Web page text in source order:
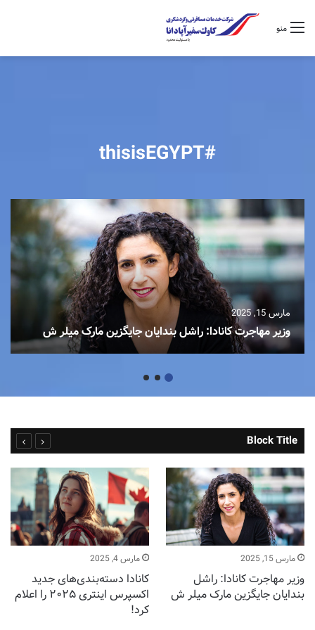
منو
#thisisEGYPT
مارس 15, 2025
وزیر مهاجرت کانادا: راشل بندایان جایگزین مارک میلر ش
Block Title
مارس 15, 2025
وزیر مهاجرت کانادا: راشل
بندایان جایگزین مارک میلر ش
مارس 4, 2025
کانادا دسته‌بندی‌های جدید
اکسپرس اینتری ۲۰۲۵ را اعلام
کرد!